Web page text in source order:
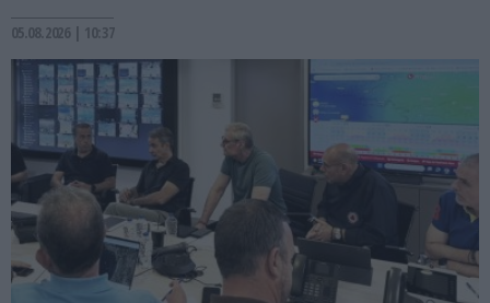
05.08.2026 | 10:37